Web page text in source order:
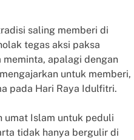
saling memberi di
tegas aksi paksa
meminta, apalagi dengan
untuk memberi,
pada Hari Raya Idulfitri.
umat Islam untuk peduli
tidak hanya bergulir di